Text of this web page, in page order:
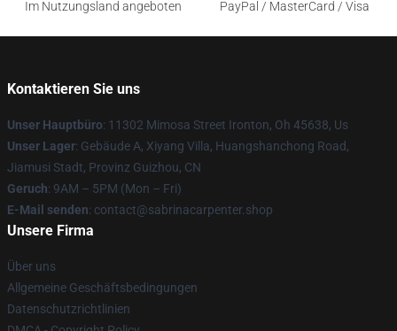
Im Nutzungsland angeboten
PayPal / MasterCard / Visa
Kontaktieren Sie uns
Unser Hauptbüro: 11302 Mimosa Street Ironton, Oh 45638, Us
Unser Lager: Gebäude A, Xiyang Villa, Huangshanchong Road,
Jiamusi Stadt, Provinz Guizhou, CN
Geruch: 9AM – 5PM (Mon – Fri)
E-Mail senden: contact@sabrinacarpenter.shop
Unsere Firma
Über uns
Allgemeine Geschäftsbedingungen
Datenschutzrichtlinien